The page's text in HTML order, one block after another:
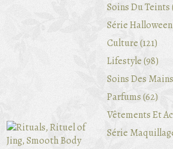
Soins Du Teints
Série Halloween
Culture (121)
Lifestyle (98)
Soins Des
Parfums (62)
Vêtements Et
Série